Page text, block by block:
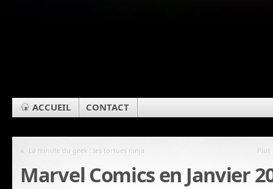
ACCUEIL CONTACT
« La minute du geek : les tortues ninja
Marvel Comics en Janvier